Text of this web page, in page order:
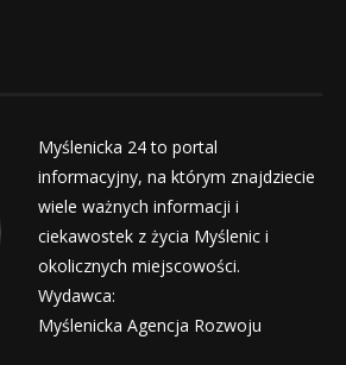
Myślenicka 24 to portal
informacyjny, na którym znajdziecie
wiele ważnych informacji i
ciekawostek z życia Myślenic i
okolicznych miejscowości.
Wydawca:
Myślenicka Agencja Rozwoju